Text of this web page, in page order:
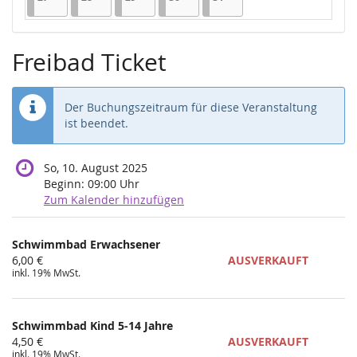
Freibad Ticket
Der Buchungszeitraum für diese Veranstaltung
ist beendet.
So, 10. August 2025
Beginn: 09:00 Uhr
Zum Kalender hinzufügen
Produkte
Unkategorisierte
Produkte
Schwimmbad Erwachsener
6,00 €
inkl. 19% MwSt.
AUSVERKAUFT
Schwimmbad Kind 5-14 Jahre
4,50 €
inkl. 19% MwSt.
AUSVERKAUFT